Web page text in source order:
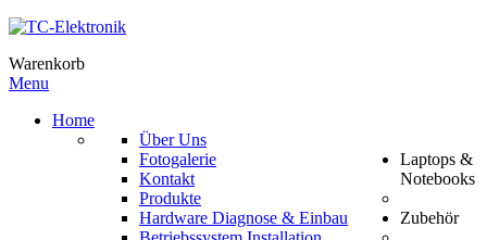
Warenkorb
Menu
Home
Über Uns
Fotogalerie
Kontakt
Produkte
Hardware Diagnose & Einbau
Laptops &
Notebooks
Zubehör